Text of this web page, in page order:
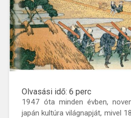
Olvasási idő: 6 perc
1947 óta minden évben,
japán kultúra világnapját, mivel